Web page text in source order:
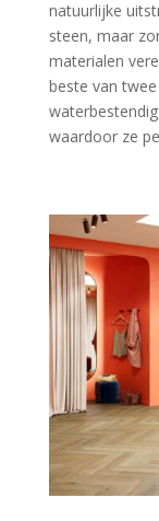
natuurlijke
steen, maar
materialen
beste van
waardoor ze